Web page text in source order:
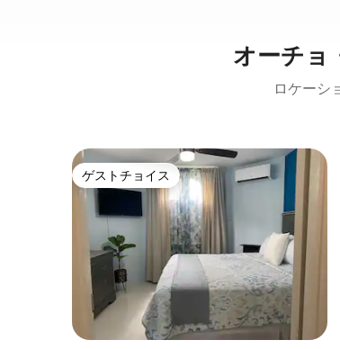
オーチョ
ロケーシ
ゲストチョイス
ゲストチョイス